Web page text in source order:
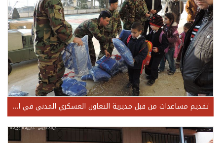
تقديم مساعدات من قبل مديرية التعاون العسكري المدني في القليعة